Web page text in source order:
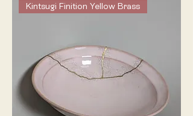
Kintsugi Finition Yellow Brass